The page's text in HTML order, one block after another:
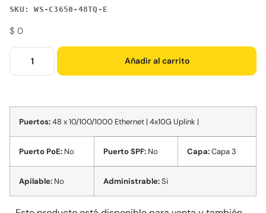
SKU: WS-C3650-48TQ-E
$ 0
Añadir al carrito
Puertos:48 x 10/100/1000 Ethernet | 4x10G Uplink |
Puerto PoE: No Puerto SPF: No Capa:Capa 3
Apilable: No Administrable:Si